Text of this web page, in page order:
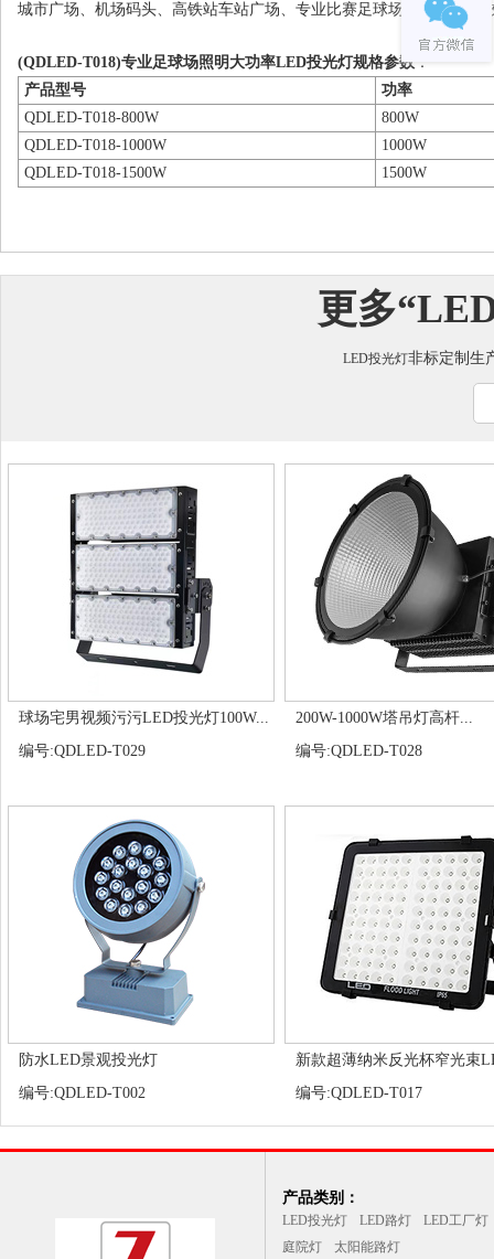
城市广场、机场码头、高铁站车站广场、专业比赛足球场\篮球场、学
(QDLED-T018)专业足球场照明大功率LED投光灯规格参数 ：
产品型号
功率
QDLED-T018-800W
800W
QDLED-T018-1000W
1000W
QDLED-T018-1500W
1500W
更多“
LED投光灯非标定制生
球场宅男视频污污LED投光灯100W...
编号:QDLED-T029
200W-1000W塔吊灯高杆...
编号:QDLED-T028
防水LED景观投光灯
编号:QDLED-T002
新款超薄纳米反光杯窄光束
编号:QDLED-T017
产品类别：
LED投光灯 LED路灯
LED工厂灯
庭院灯
太阳能路灯